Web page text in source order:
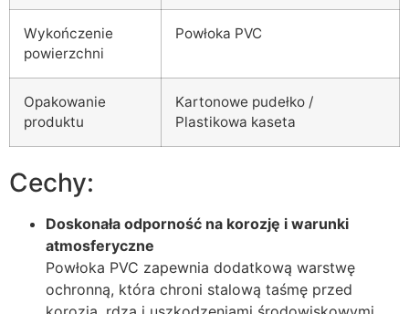
Wykończenie
powierzchni
Powłoka PVC
Opakowanie
produktu
Kartonowe pudełko /
Plastikowa kaseta
Cechy:
Doskonała odporność na korozję i warunki
atmosferyczne
Powłoka PVC zapewnia dodatkową warstwę
ochronną, która chroni stalową taśmę przed